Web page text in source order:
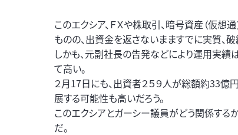
このエクシア、ＦＸや株取引、暗号資産（仮
ものの、出資金を返さないまますでに実質、破
しかも、元副社長の告発などにより運用実績
て高い。
２月17日にも、出資者２５９人が総額約33億
展する可能性も高いだろう。
このエクシアとガーシー議員がどう関係する
だ。